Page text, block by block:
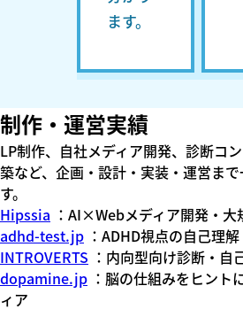
ます。
制作・運営実績
LP制作、自社メディア開発、診断コ
築など、企画・設計・実装・運営ま
す。
Hipssia ：AI×Webメディア開発・大
adhd-test.jp ：ADHD視点の自己理
INTROVERTS ：内向型向け診断・自
dopamine.jp ：脳の仕組みをヒント
ィア